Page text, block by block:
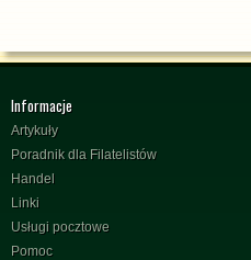
Informacje
Artykuły
Poradnik dla Filatelistów
Handel
Linki
Usługi pocztowe
Pomoc